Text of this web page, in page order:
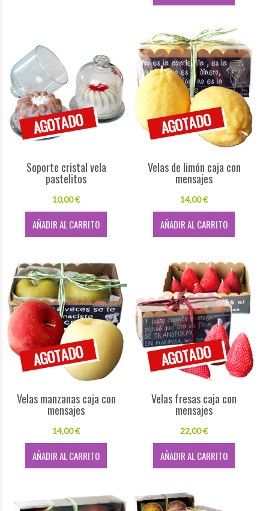
Soporte cristal vela
pastelitos
10,00 €
AÑADIR AL CARRITO
Velas de limón caja con
mensajes
14,00 €
AÑADIR AL CARRITO
Velas manzanas caja con
mensajes
14,00 €
AÑADIR AL CARRITO
Velas fresas caja con
mensajes
22,00 €
AÑADIR AL CARRITO